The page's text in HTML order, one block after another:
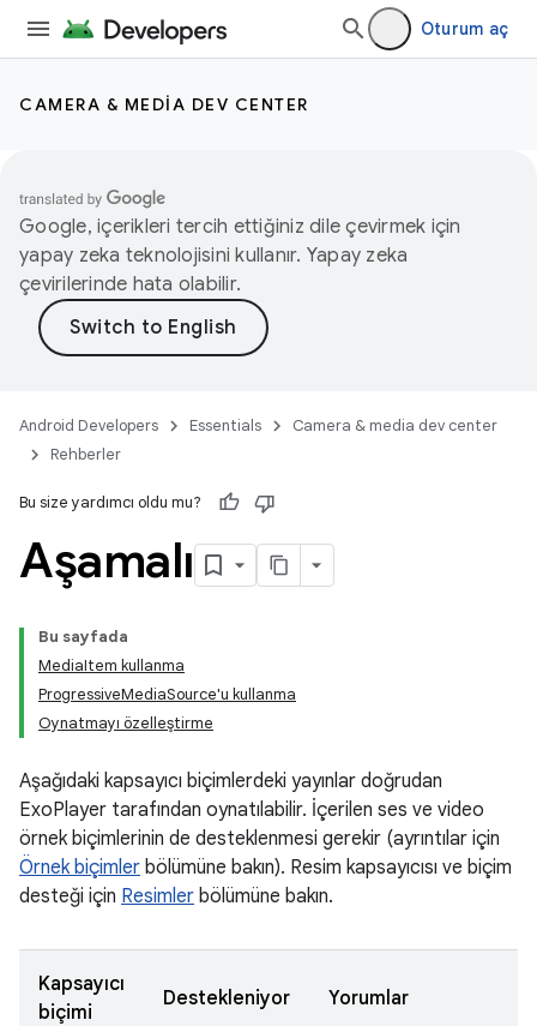
Oturum aç
CAMERA & MEDIA DEV CENTER
Google, içerikleri tercih ettiğiniz dile çevirmek için
yapay zeka teknolojisini kullanır. Yapay zeka
çevirilerinde hata olabilir.
Android Developers Essentials
Camera & media dev center
Rehberler
Bu size yardımcı oldu mu?
Aşamalı
Bu sayfada
MediaItem kullanma
ProgressiveMediaSource'u kullanma
Oynatmayı özelleştirme
Aşağıdaki kapsayıcı biçimlerdeki yayınlar doğrudan
ExoPlayer tarafından oynatılabilir. İçerilen ses ve video
örnek biçimlerinin de desteklenmesi gerekir (ayrıntılar için
Örnek biçimler bölümüne bakın). Resim kapsayıcısı ve biçim
desteği için Resimler bölümüne bakın.
Kapsayıcı
biçimi
Destekleniyor Yorumlar